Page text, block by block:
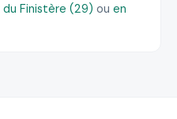
du Finistère (29) ou en